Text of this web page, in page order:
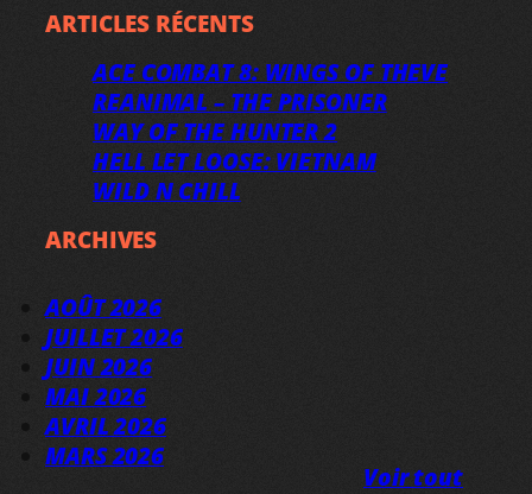
ARTICLES RÉCENTS
ACE COMBAT 8: WINGS OF THEVE
REANIMAL – THE PRISONER
WAY OF THE HUNTER 2
HELL LET LOOSE: VIETNAM
WILD N CHILL
ARCHIVES
AOÛT 2026
JUILLET 2026
JUIN 2026
MAI 2026
AVRIL 2026
MARS 2026
Voir tout